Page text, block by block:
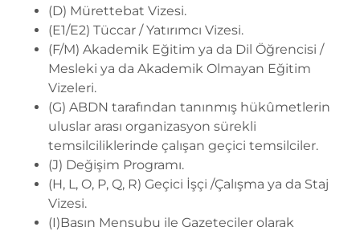
(D) Mürettebat Vizesi.
(E1/E2) Tüccar / Yatırımcı Vizesi.
(F/M) Akademik Eğitim ya da Dil Öğrencisi /
Mesleki ya da Akademik Olmayan Eğitim
Vizeleri.
(G) ABDN tarafından tanınmış hükûmetlerin
uluslar arası organizasyon sürekli
temsilciliklerinde çalışan geçici temsilciler.
(J) Değişim Programı.
(H, L, O, P, Q, R) Geçici İşçi /Çalışma ya da Staj
Vizesi.
(I)Basın Mensubu ile Gazeteciler olarak